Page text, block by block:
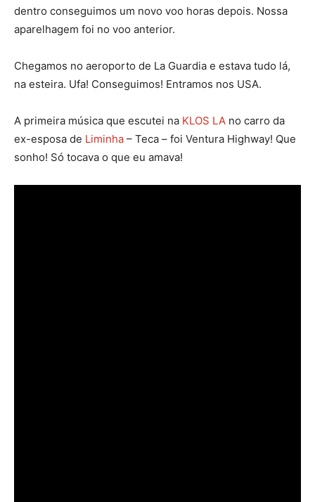
dentro conseguimos um novo voo horas depois. Nossa
aparelhagem foi no voo anterior.
Chegamos no aeroporto de La Guardia e estava tudo lá,
na esteira. Ufa! Conseguimos! Entramos nos USA.
A primeira música que escutei na KLOS LA no carro da
ex-esposa de Liminha – Teca – foi Ventura Highway! Que
sonho! Só tocava o que eu amava!